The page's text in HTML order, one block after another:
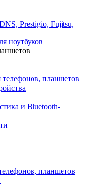
Prestigio, Fujitsu,
ноутбуков
планшетов
и Bluetooth-
планшетов